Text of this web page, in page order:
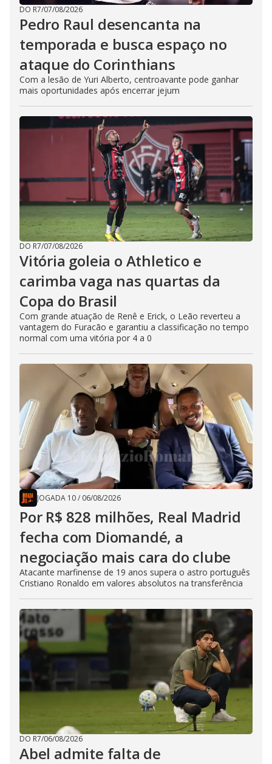
DO R7/07/08/2026
Pedro Raul desencanta na
temporada e busca espaço no
ataque do Corinthians
Com a lesão de Yuri Alberto, centroavante pode ganhar
mais oportunidades após encerrar jejum
DO R7/07/08/2026
Vitória goleia o Athletico e
carimba vaga nas quartas da
Copa do Brasil
Com grande atuação de Renê e Erick, o Leão reverteu a
vantagem do Furacão e garantiu a classificação no tempo
normal com uma vitória por 4 a 0
JOGADA 10/ 06/08/2026
Por R$ 828 milhões, Real Madrid
fecha com Diomandé, a
negociação mais cara do clube
Atacante marfinense de 19 anos supera o astro português
Cristiano Ronaldo em valores absolutos na transferência
DO R7/06/08/2026
Abel admite falta de